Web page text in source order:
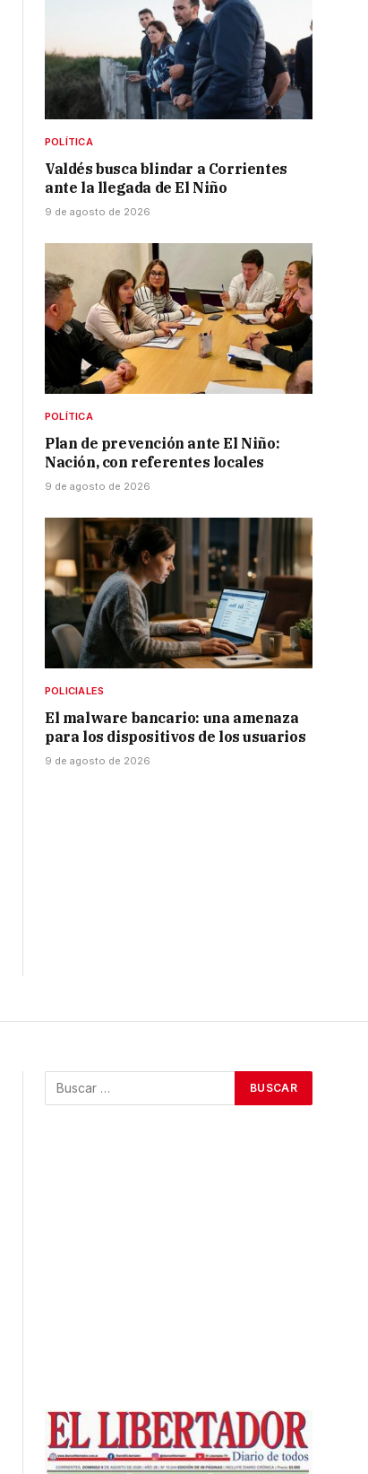
POLÍTICA
Valdés busca blindar a Corrientes
ante la llegada de El Niño
9 de agosto de 2026
POLÍTICA
Plan de prevención ante El Niño:
Nación, con referentes locales
9 de agosto de 2026
POLICIALES
El malware bancario: una amenaza
para los dispositivos de los usuarios
9 de agosto de 2026